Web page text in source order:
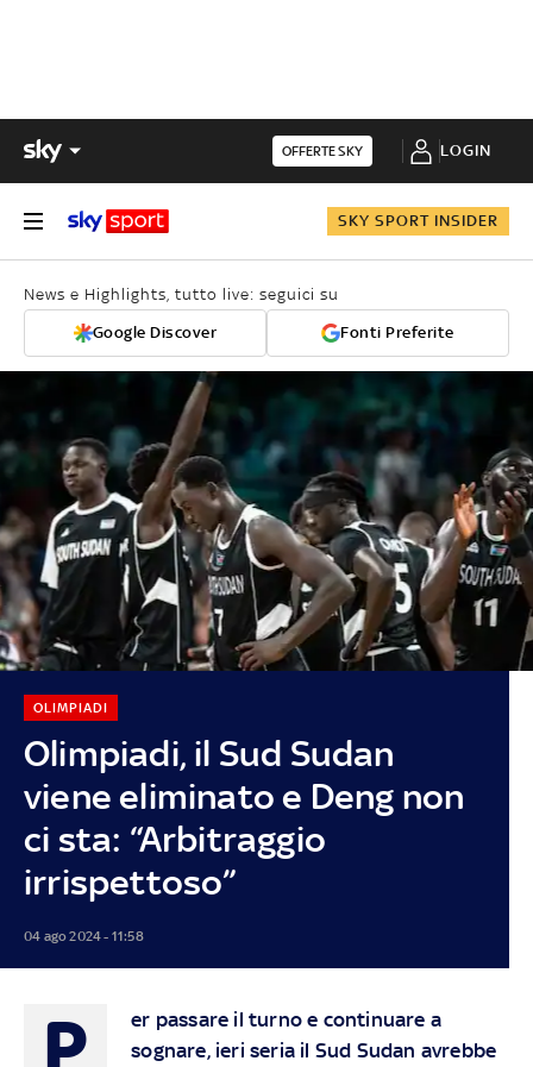
OFFERTE SKY LOGIN
SKY SPORT INSIDER
News e Highlights, tutto live: seguici su
Google Discover Fonti Preferite
Olimpiadi, il Sud Sudan
viene eliminato e Deng non
ci sta: “Arbitraggio
irrispettoso”
OLIMPIADI
04 ago 2024 - 11:58
P
er passare il turno e continuare a
sognare, ieri seria il Sud Sudan avrebbe